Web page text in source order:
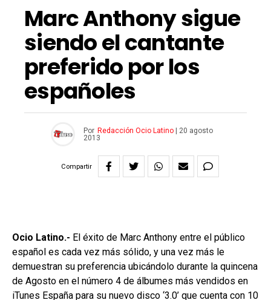
Marc Anthony sigue
siendo el cantante
preferido por los
españoles
Por Redacción Ocio Latino|
20 agosto
2013
Compartir
Ocio Latino.- El éxito de Marc Anthony entre el público
español es cada vez más sólido, y una vez más le
demuestran su preferencia ubicándolo durante la quincena
de Agosto en el número 4 de álbumes más vendidos en
iTunes España para su nuevo disco ‘3.0’ que cuenta con 10